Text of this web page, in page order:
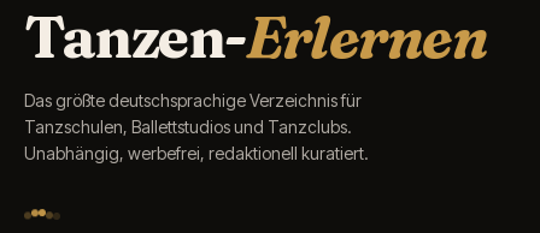
Tanzen-Erlernen
Das größte deutschsprachige Verzeichnis für
Tanzschulen, Ballettstudios und Tanzclubs.
Unabhängig, werbefrei, redaktionell kuratiert.